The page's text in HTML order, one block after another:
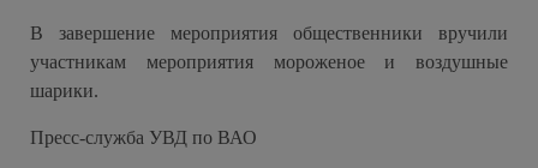
В завершение мероприятия общественники вручили
участникам мероприятия мороженое и воздушные
шарики.
Пресс-служба УВД по ВАО